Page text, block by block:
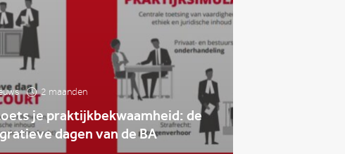
2 maanden
je praktijkbekwaamheid: de
dagen van de BA